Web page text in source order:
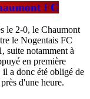
FC
le 2-0, le Chaumont
le Nogentais FC
suite notamment à
en première
il a donc été obligé de
d'une heure.